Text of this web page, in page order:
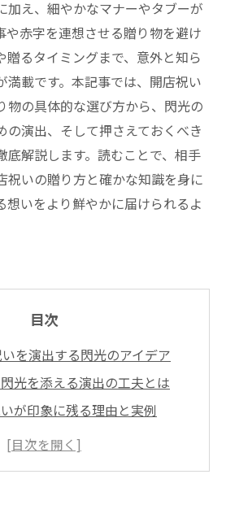
加え、細やかなマナーやタブーが
や赤字を連想させる贈り物を避け
贈るタイミングまで、意外と知ら
満載です。本記事では、開店祝い
物の具体的な選び方から、閃光の
の演出、そして押さえておくべき
底解説します。読むことで、相手
祝いの贈り方と確かな知識を身に
想いをより鮮やかに届けられるよ
目次
を演出する閃光のアイデア
光を添える演出の工夫とは
が印象に残る理由と実例
華やかさを引き出すポイント